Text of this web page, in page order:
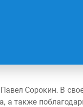
Сорокин. В
а также